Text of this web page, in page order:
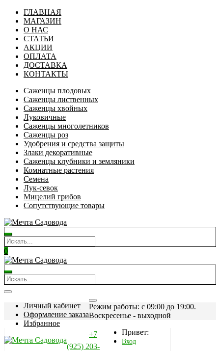
ГЛАВНАЯ
МАГАЗИН
О НАС
СТАТЬИ
АКЦИИ
ОПЛАТА
ДОСТАВКА
КОНТАКТЫ
Саженцы плодовых
Саженцы лиственных
Саженцы хвойных
Луковичные
Саженцы многолетников
Саженцы роз
Удобрения и средства защиты
Злаки декоративные
Саженцы клубники и земляники
Комнатные растения
Семена
Лук-севок
Мицелий грибов
Сопутствующие товары
0
Личный кабинет
Оформление заказа
Избранное
Режим работы: c 09:00 до 19:00.
Воскресенье - выходной
Привет:
Вход
+7
(925) 203-